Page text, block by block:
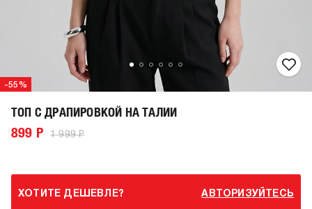
-55%
ТОП С ДРАПИРОВКОЙ НА ТАЛИИ
899 Р 1 999 Р
ХОТИТЕ ДЕШЕВЛЕ? АВТОРИЗУЙТЕСЬ